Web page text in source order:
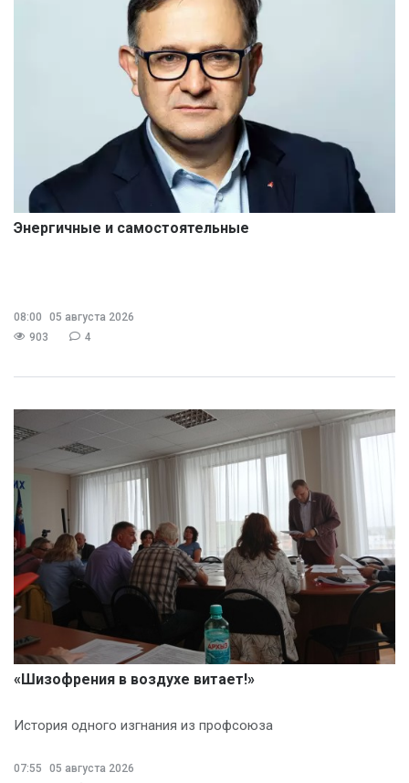
Энергичные и самостоятельные
08:00
05 августа 2026
903
4
«Шизофрения в воздухе витает!»
История одного изгнания из профсоюза
07:55
05 августа 2026